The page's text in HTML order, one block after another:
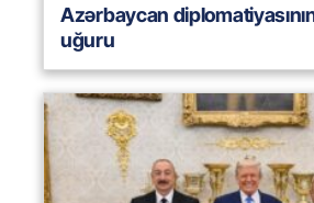
Azərbaycan
uğuru